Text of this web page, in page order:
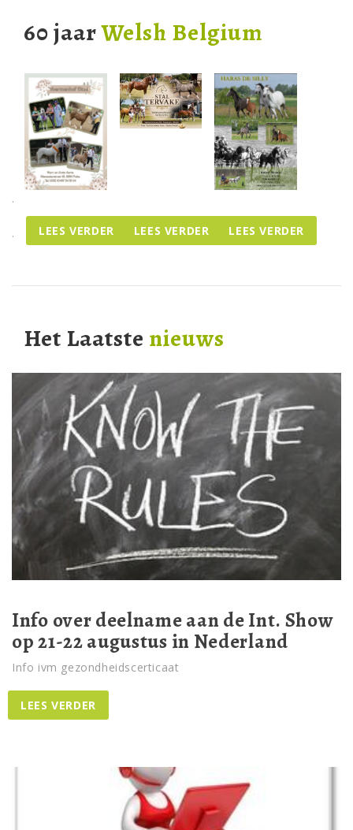
60 jaarWelsh Belgium
LEES VERDER LEES VERDER LEES VERDER
.
.
Het Laatste nieuws
Info over deelname aan de Int. Show
op 21-22 augustus in Nederland
Info ivm gezondheidscerticaat
LEES VERDER